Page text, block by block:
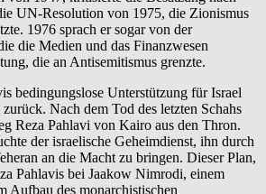
UN-Resolution von 1975, die Zionismus
1976 sprach er sogar von der
die Medien und das Finanzwesen
die an Antisemitismus grenzte.
bedingungslose Unterstützung für Israel
Nach dem Tod des letzten Schahs
Reza Pahlavi von Kairo aus den Thron.
der israelische Geheimdienst, ihn durch
an die Macht zu bringen. Dieser Plan,
Pahlavis bei Jaakow Nimrodi, einem
Aufbau des monarchistischen